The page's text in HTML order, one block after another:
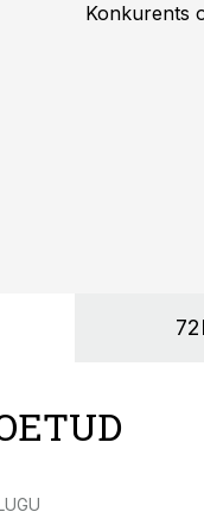
Konkurents